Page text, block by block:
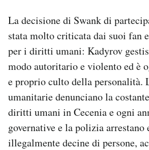
La decisione di Swank di
stata molto criticata dai suoi fan
per i diritti umani: Kadyrov
modo autoritario e violento ed è
e proprio culto della personalità.
umanitarie denunciano la
diritti umani in Cecenia e ogni
governative e la polizia arrestano
illegalmente decine di persone,